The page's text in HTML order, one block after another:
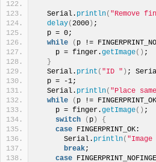
  Serial.
println( "Remove
delay(2000 ) ;
  p = 0;
while
( p !=
    p = finger.
getImage() ;
}
  Serial.
print ( "ID " ) ;
  p = -1;
  Serial.
println( "Place
while
( p != FINGERPRINT_OK
    p = finger.
getImage() ;
switch
( p )
{
case FINGERPRINT_OK:
      Serial.
println(
break;
case